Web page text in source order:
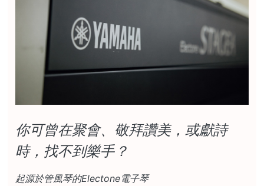
你可曾在聚會、敬拜讚美，或獻詩
時，找不到樂手？
起源於管風琴的Electone電子琴